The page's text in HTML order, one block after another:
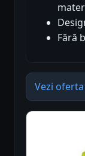
Fără
Vezi oferta